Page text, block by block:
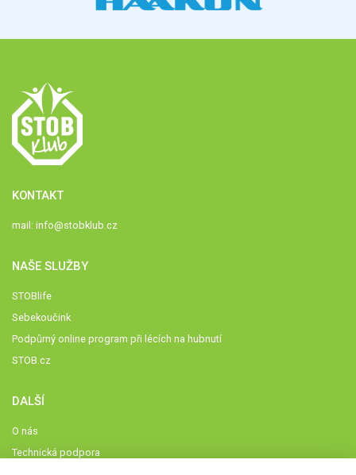
KONTAKT
mail: info@stobklub.cz
NAŠE SLUŽBY
STOBlife
Sebekoučink
Podpůrný online program při lécích na hubnutí
STOB.cz
DALŠÍ
O nás
Technická podpora